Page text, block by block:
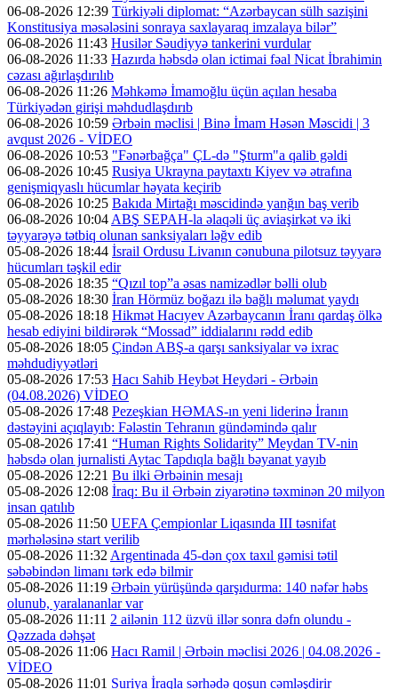
06-08-2026 12:39 Türkiyəli diplomat: “Azərbaycan sülh sazişini
Konstitusiya məsələsini sonraya saxlayaraq imzalaya bilər”
06-08-2026 11:43 Husilər Səudiyyə tankerini vurdular
06-08-2026 11:33 Hazırda həbsdə olan ictimai fəal Nicat İbrahimin
cəzası ağırlaşdırılıb
06-08-2026 11:26 Məhkəmə İmamoğlu üçün açılan hesaba
Türkiyədən girişi məhdudlaşdırıb
06-08-2026 10:59 Ərbəin məclisi | Binə İmam Həsən Məscidi | 3
avqust 2026 - VİDEO
06-08-2026 10:53 "Fənərbağça" ÇL-də "Şturm"a qalib gəldi
06-08-2026 10:45 Rusiya Ukrayna paytaxtı Kiyev və ətrafına
genişmiqyaslı hücumlar həyata keçirib
06-08-2026 10:25 Bakıda Mirtağı məscidində yanğın baş verib
06-08-2026 10:04ABŞ SEPAH-la əlaqəli üç aviaşirkət və iki
təyyarəyə tətbiq olunan sanksiyaları ləğv edib
05-08-2026 18:44 İsrail Ordusu Livanın cənubuna pilotsuz təyyarə
hücumları təşkil edir
05-08-2026 18:35 “Qızıl top”a əsas namizədlər bəlli olub
05-08-2026 18:30 İran Hörmüz boğazı ilə bağlı məlumat yaydı
05-08-2026 18:18 Hikmət Hacıyev Azərbaycanın İranı qardaş ölkə
hesab ediyini bildirərək “Mossad” iddialarını rədd edib
05-08-2026 18:05 Çindən ABŞ-a qarşı sanksiyalar və ixrac
məhdudiyyətləri
05-08-2026 17:53 Hacı Sahib Heybət Heydəri - Ərbəin
(04.08.2026) VİDEO
05-08-2026 17:48 Pezeşkian HƏMAS-ın yeni liderinə İranın
dəstəyini açıqlayıb: Fələstin Tehranın gündəmində qalır
05-08-2026 17:41 “Human Rights Solidarity” Meydan TV-nin
həbsdə olan jurnalisti Aytac Tapdıqla bağlı bəyanat yayıb
05-08-2026 12:21 Bu ilki Ərbəinin mesajı
05-08-2026 12:08 İraq: Bu il Ərbəin ziyarətinə təxminən 20 milyon
insan qatılıb
05-08-2026 11:50 UEFA Çempionlar Liqasında III təsnifat
mərhələsinə start verilib
05-08-2026 11:32Argentinada 45-dən çox taxıl gəmisi tətil
səbəbindən limanı tərk edə bilmir
05-08-2026 11:19 Ərbəin yürüşündə qarşıdurma: 140 nəfər həbs
olunub, yaralananlar var
05-08-2026 11:11 2 ailənin 112 üzvü illər sonra dəfn olundu -
Qəzzada dəhşət
05-08-2026 11:06 Hacı Ramil | Ərbəin məclisi 2026 | 04.08.2026 -
VİDEO
05-08-2026 11:01 Suriya İraqla sərhədə qoşun cəmləşdirir